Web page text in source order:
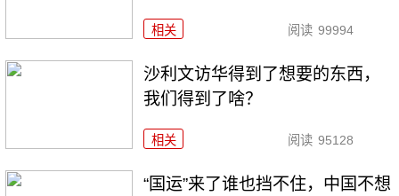
相关 阅读 99994
沙利文访华得到了想要的东西，
我们得到了啥？
相关 阅读 95128
“国运”来了谁也挡不住，中国不想